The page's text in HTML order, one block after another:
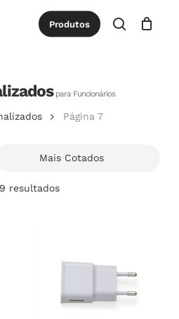
Produtos
procurar
Close
para Funcionários
Página 7
resultadosClassificado